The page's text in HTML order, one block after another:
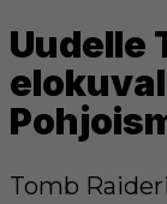
Uudelle
Tomb